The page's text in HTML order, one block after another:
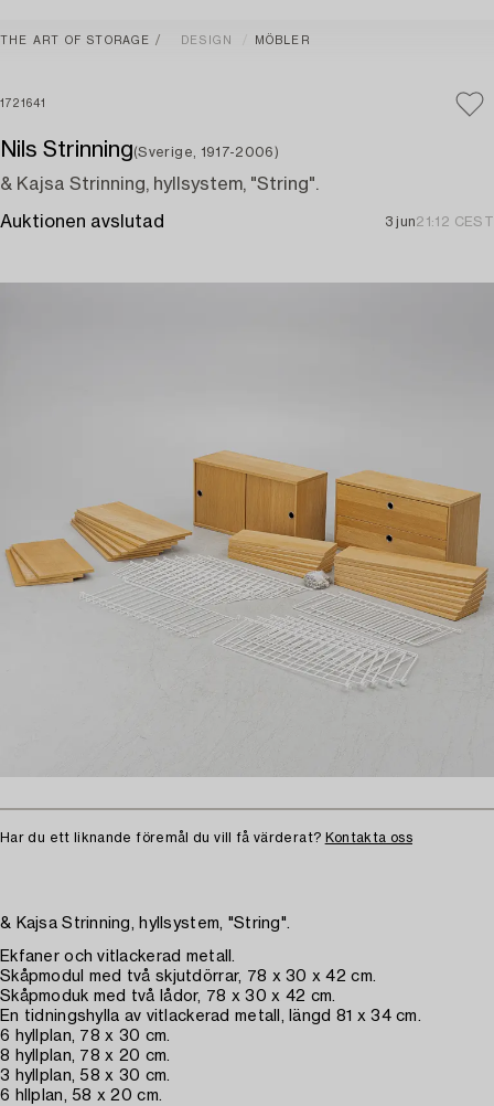
THE ART OF STORAGE DESIGN MÖBLER
1721641
Nils Strinning(Sverige, 1917-2006)
& Kajsa Strinning, hyllsystem, "String".
Auktionen avslutad 3 jun21:12 CEST
Har du ett liknande föremål du vill få värderat? Kontakta oss
& Kajsa Strinning, hyllsystem, "String".
Ekfaner och vitlackerad metall.
Skåpmodul med två skjutdörrar, 78 x 30 x 42 cm.
Skåpmoduk med två lådor, 78 x 30 x 42 cm.
En tidningshylla av vitlackerad metall, längd 81 x 34 cm.
6 hyllplan, 78 x 30 cm.
8 hyllplan, 78 x 20 cm.
3 hyllplan, 58 x 30 cm.
6 hllplan, 58 x 20 cm.